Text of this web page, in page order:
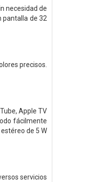
necesidad de
pantalla de 32
precisos.
Apple TV
fácilmente
de 5 W
servicios